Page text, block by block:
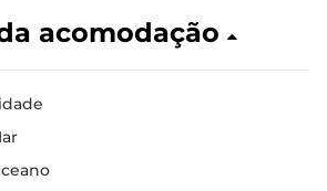
acomodação